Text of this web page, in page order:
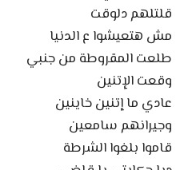
قلتلهم دلوقت
مش هتعيشوا ع الدنيا
طلعت المقروطة من جنبي
وقعت الإتنين
عادي ما إتنين خاينين
وجيرانهم سامعين
قاموا بلغوا الشرطة